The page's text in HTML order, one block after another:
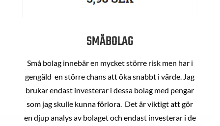
SMÅBOLAG
Små bolag innebär en mycket större risk men har i
gengäld en större chans att öka snabbt i värde. Jag
brukar endast investerar i dessa bolag med pengar
som jag skulle kunna förlora. Det är viktigt att gör
en djup analys av bolaget och endast investerar i de